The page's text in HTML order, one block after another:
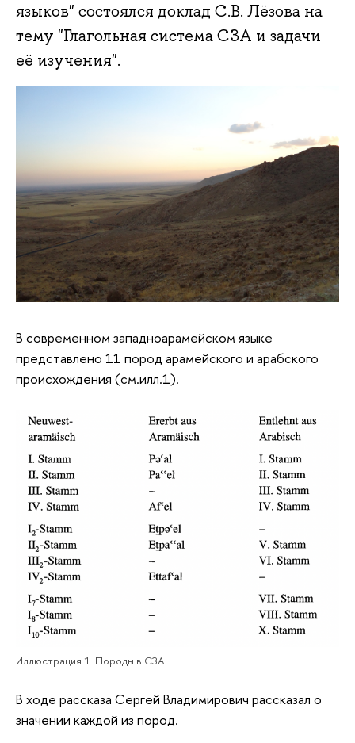
языков" состоялся доклад С.В. Лёзова на
тему "Глагольная система СЗА и задачи
её изучения".
В современном западноарамейском языке
представлено 11 пород арамейского и арабского
происхождения (см.илл.1).
Иллюстрация 1. Породы в СЗА
В ходе рассказа Сергей Владимирович рассказал о
значении каждой из пород.